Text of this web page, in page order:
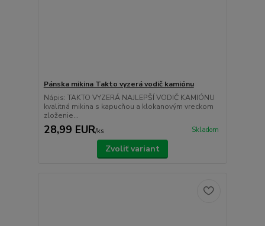
Pánska mikina Takto vyzerá vodič kamiónu
Nápis: TAKTO VYZERÁ NAJLEPŠÍ VODIČ KAMIÓNU
kvalitná mikina s kapucňou a klokanovým vreckom
zloženie...
28,99 EUR/ks Skladom
Zvoliť variant